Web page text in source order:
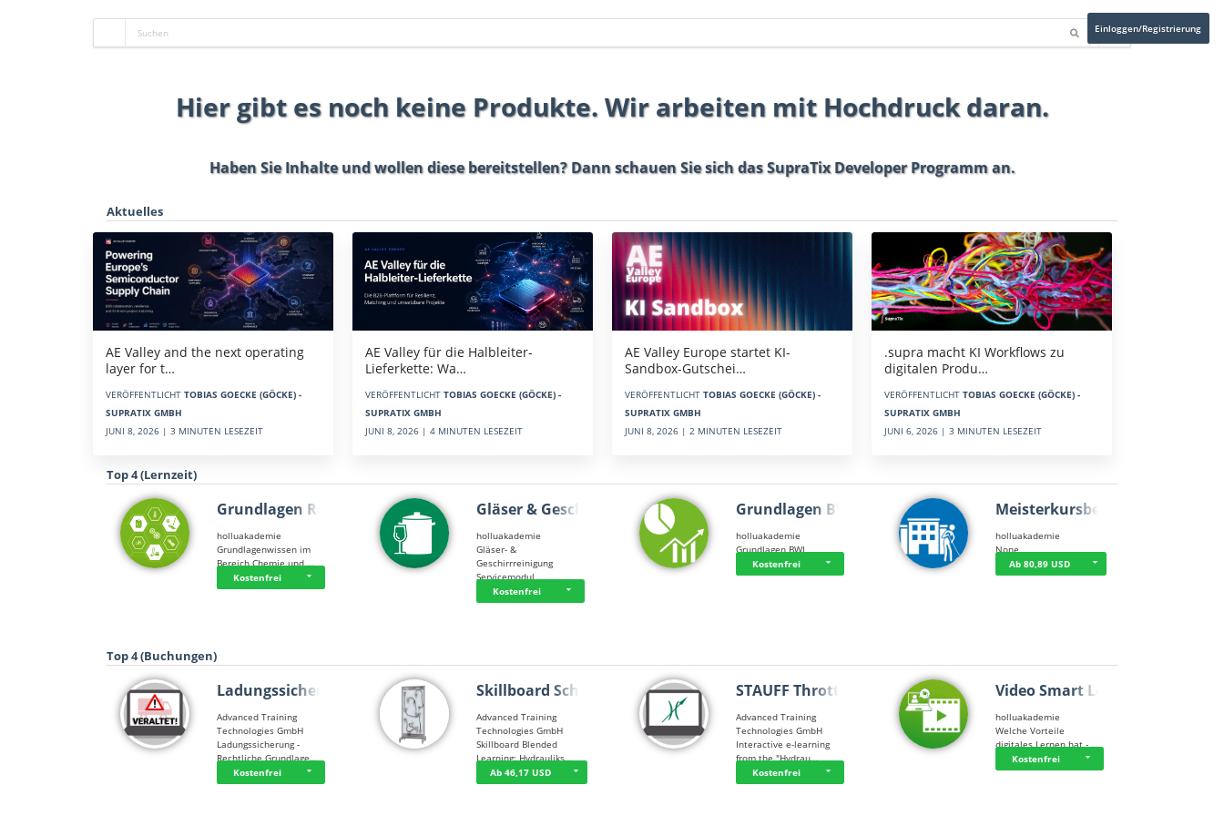
Einloggen/Registrierung
Hier gibt es noch keine Produkte. Wir arbeiten mit Hochdruck daran.
Haben Sie Inhalte und wollen diese bereitstellen? Dann schauen Sie sich dasSupraTix Developer Programman.
Aktuelles
AE Valley and the next operating
layer for t…
VERÖFFENTLICHT TOBIAS GOECKE (GÖCKE) -
SUPRATIX GMBH
JUNI 8, 2026 | 3 MINUTEN LESEZEIT
AE Valley für die Halbleiter-
Lieferkette: Wa…
VERÖFFENTLICHT TOBIAS GOECKE (GÖCKE) -
SUPRATIX GMBH
JUNI 8, 2026 | 4 MINUTEN LESEZEIT
AE Valley Europe startet KI-
Sandbox-Gutschei…
VERÖFFENTLICHT TOBIAS GOECKE (GÖCKE) -
SUPRATIX GMBH
JUNI 8, 2026 | 2 MINUTEN LESEZEIT
.supra macht KI Workflows zu
digitalen Produ…
VERÖFFENTLICHT TOBIAS GOECKE (GÖCKE) -
SUPRATIX GMBH
JUNI 6, 2026 | 3 MINUTEN LESEZEIT
Top 4 (Lernzeit)
Grundlagen Rein…
holluakademie
Grundlagenwissen im
Bereich Chemie und …
Kostenfrei
Gläser & Geschi…
holluakademie
Gläser- &
Geschirrreinigung
Servicemodul
Kostenfrei
Grundlagen BWL
holluakademie
Grundlagen BWL
Kostenfrei
Meisterkursbegl…
holluakademie
None
Ab 80,89 USD
Top 4 (Buchungen)
Ladungssicherung
Advanced Training
Technologies GmbH
Ladungssicherung -
Rechtliche Grundlage…
Kostenfrei
Skillboard Schl…
Advanced Training
Technologies GmbH
Skillboard Blended
Learning: Hydrauliks…
Ab 46,17 USD
STAUFF Throttle…
Advanced Training
Technologies GmbH
Interactive e-learning
from the "Hydrau…
Kostenfrei
Video Smart Lea…
holluakademie
Welche Vorteile
digitales Lernen hat - …
Kostenfrei